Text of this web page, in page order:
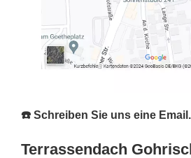
☎️ Schreiben Sie uns eine Email.
Terrassendach